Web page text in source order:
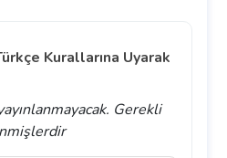
Kurallarına Uyarak
Gerekli